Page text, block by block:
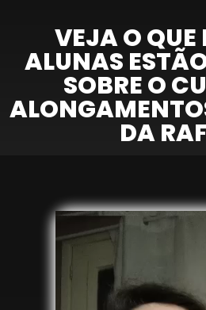
VEJA O QUE
ALUNAS
SOBRE O
DA